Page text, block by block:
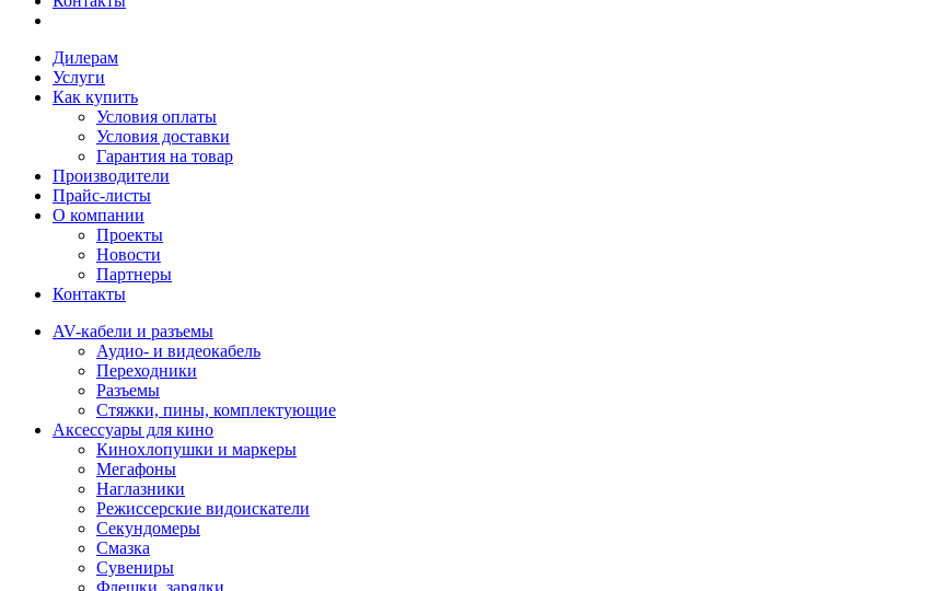
Дилерам
Услуги
Как купить
Условия оплаты
Условия доставки
Гарантия на товар
Производители
Прайс-листы
О компании
Проекты
Новости
Партнеры
Контакты
AV-кабели и разъемы
Аудио- и видеокабель
Переходники
Разъемы
Стяжки, пины, комплектующие
Аксессуары для кино
Кинохлопушки и маркеры
Мегафоны
Наглазники
Режиссерские видоискатели
Секундомеры
Смазка
Сувениры
Флешки, зарядки